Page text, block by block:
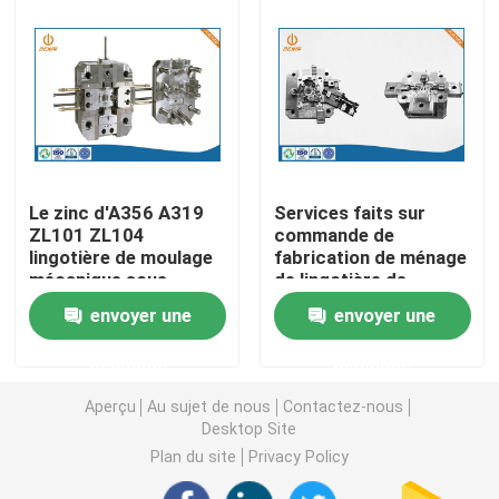
Pièces de rotation de commande numérique par
Pièces de fraisage de commande numérique par
Pièces en plastique faites sur commande d'injection
Moulages par injection en plastique
la lingotière de moulage mécanique sous pression
Les pièces d'auto de moulage mécanique sous
Le zinc d'A356 A319
ZL101 ZL104
lingotière de moulage
mécanique sous
pression pour le
matériel électronique
envoyer une
Services faits sur
commande de
fabrication de ménage
de lingotière de
moulage mécanique
sous pression
d'aluminium d'EICC
envoyer une
Aperçu Au sujet de nous
Contactez-nous
Desktop Site
Plan du site
Privacy Policy